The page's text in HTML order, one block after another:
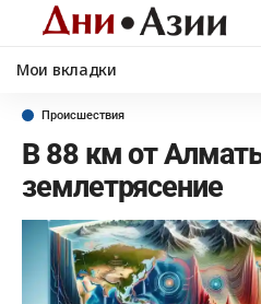
Мои вкладки
Происшествия
В 88 км от
землетрясение